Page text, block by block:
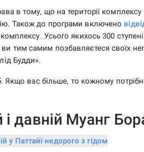
в тому, що на території комплексу
Також до програми включено
Усього якихось 300
тим самим позбавляєтеся своїх
Будди».
Якщо вас більше, то кожному
давній Муанг